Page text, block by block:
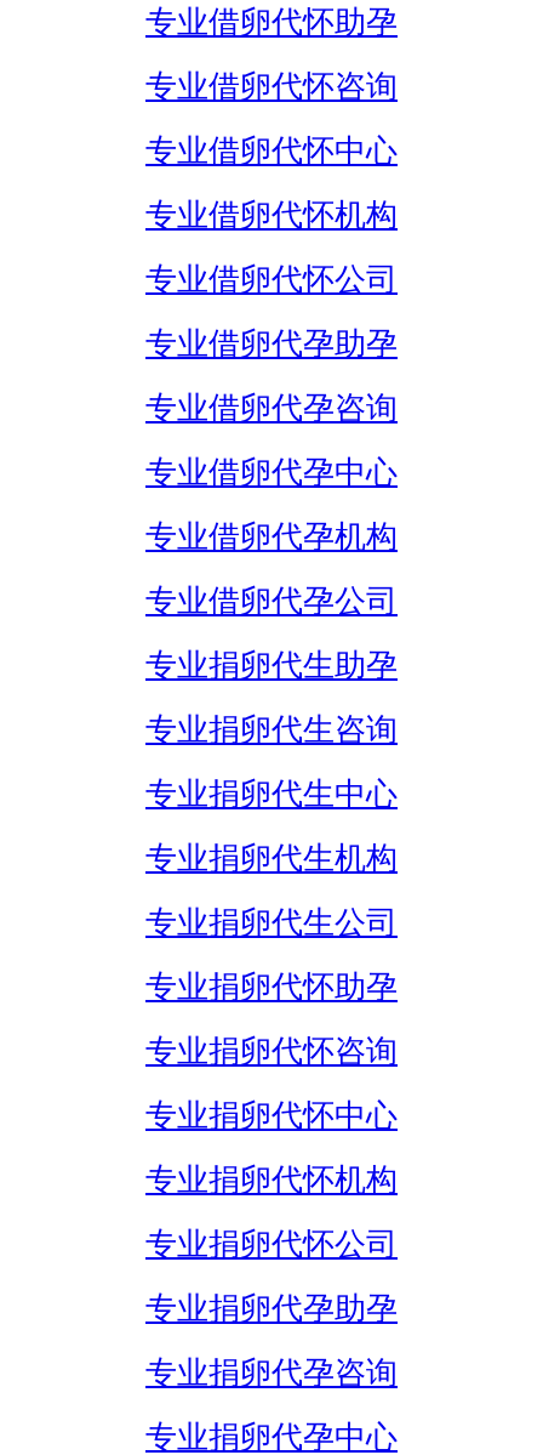
专业借卵代怀助孕
专业借卵代怀咨询
专业借卵代怀中心
专业借卵代怀机构
专业借卵代怀公司
专业借卵代孕助孕
专业借卵代孕咨询
专业借卵代孕中心
专业借卵代孕机构
专业借卵代孕公司
专业捐卵代生助孕
专业捐卵代生咨询
专业捐卵代生中心
专业捐卵代生机构
专业捐卵代生公司
专业捐卵代怀助孕
专业捐卵代怀咨询
专业捐卵代怀中心
专业捐卵代怀机构
专业捐卵代怀公司
专业捐卵代孕助孕
专业捐卵代孕咨询
专业捐卵代孕中心